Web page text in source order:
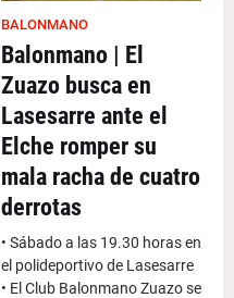
BALONMANO
Balonmano | El
Zuazo busca en
Lasesarre ante el
Elche romper su
mala racha de cuatro
derrotas
• Sábado a las 19.30 horas en
el polideportivo de Lasesarre
• El Club Balonmano Zuazo se